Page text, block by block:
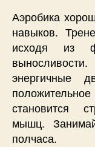
Аэробика
навыков.
исходя из
энергичные
становится
мышц.
полчаса.